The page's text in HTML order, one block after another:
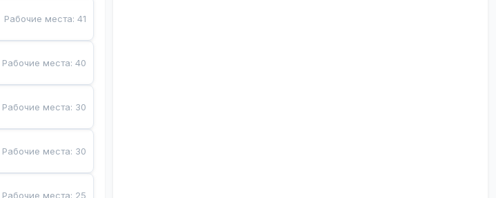
Рабочие места:41
Рабочие места:40
Рабочие места: 30
Рабочие места: 30
Рабочие места: 25